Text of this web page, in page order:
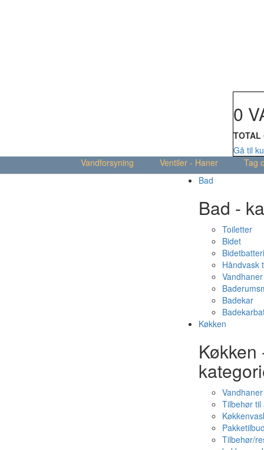
0
TOTAL
Gå til
Vandforsyning
Ventiler - Haner Tag
Bad
Bad -
Toiletter
Bidet
Håndvask
Badekar
Køkken
Køkken
Vandhaner
Tilbehør
Tilbehør/